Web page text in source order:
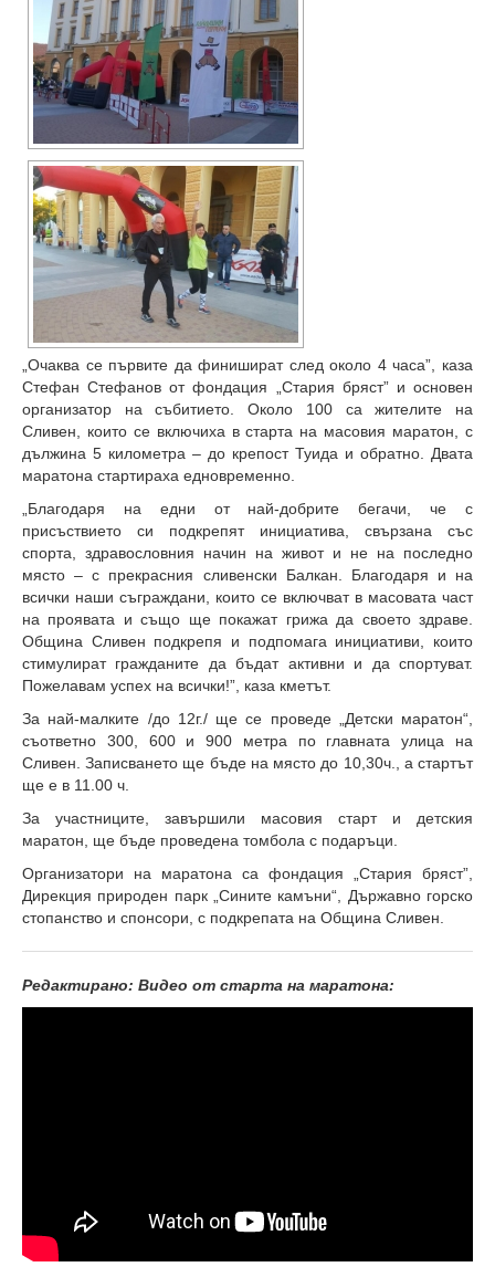
„Очаква се първите да финишират след около 4 часа”, каза
Стефан Стефанов от фондация „Стария бряст” и основен
организатор на събитието. Около 100 са жителите на
Сливен, които се включиха в старта на масовия маратон, с
дължина 5 километра – до крепост Туида и обратно. Двата
маратона стартираха едновременно.
„Благодаря на едни от най-добрите бегачи, че с
присъствието си подкрепят инициатива, свързана със
спорта, здравословния начин на живот и не на последно
място – с прекрасния сливенски Балкан. Благодаря и на
всички наши съграждани, които се включват в масовата част
на проявата и също ще покажат грижа да своето здраве.
Община Сливен подкрепя и подпомага инициативи, които
стимулират гражданите да бъдат активни и да спортуват.
Пожелавам успех на всички!”, каза кметът.
За най-малките /до 12г./ ще се проведе „Детски маратон“,
съответно 300, 600 и 900 метра по главната улица на
Сливен. Записването ще бъде на място до 10,30ч., а стартът
ще е в 11.00 ч.
За участниците, завършили масовия старт и детския
маратон, ще бъде проведена томбола с подаръци.
Организатори на маратона са фондация „Стария бряст”,
Дирекция природен парк „Сините камъни“, Държавно горско
стопанство и спонсори, с подкрепата на Община Сливен.
Редактирано: Видео от старта на маратона: